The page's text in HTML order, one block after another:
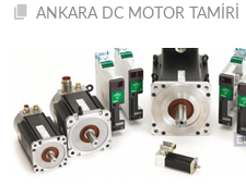
ANKARA DC MOTOR TAMİRİ